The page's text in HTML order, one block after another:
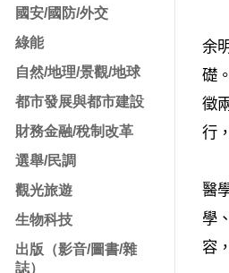
國安/國防/外交
綠能
自然/地理/景觀/地球
都市發展與都市建設
財務金融/稅制改革
選舉/民調
觀光旅遊
生物科技
出版（影音/圖書/雜
誌）
余
礎
徵
行
醫
學
容